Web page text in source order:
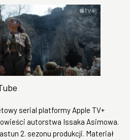
serial platformy Apple TV+
autorstwa Issaka Asimowa.
2. sezonu produkcji. Materiał